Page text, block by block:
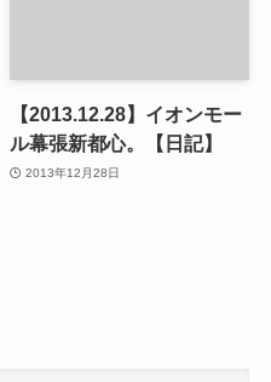
【2013.12.28】イオンモー
ル幕張新都心。【日記】
2013年12月28日